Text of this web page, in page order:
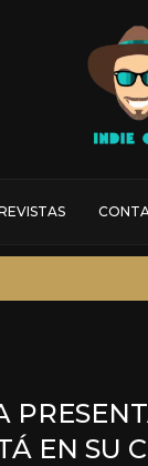
EN SU